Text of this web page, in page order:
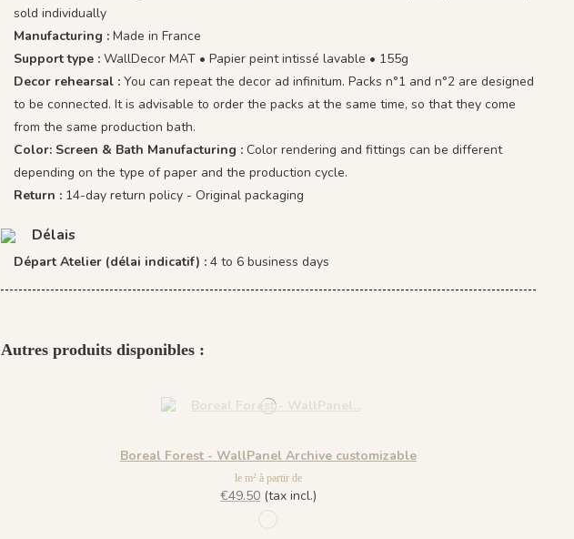
sold individually
Manufacturing : Made in France
Support type : WallDecor MAT • Papier peint intissé lavable • 155g
Decor rehearsal : You can repeat the decor ad infinitum. Packs n°1 and n°2 are designed
to be connected. It is advisable to order the packs at the same time, so that they come
from the same production bath.
Color: Screen & Bath Manufacturing : Color rendering and fittings can be different
depending on the type of paper and the production cycle.
Return : 14-day return policy - Original packaging
Délais
Départ Atelier (délai indicatif) : 4 to 6 business days
Autres produits disponibles :
Boreal Forest - WallPanel Archive customizable
le m² à partir de
€49.50 (tax incl.)